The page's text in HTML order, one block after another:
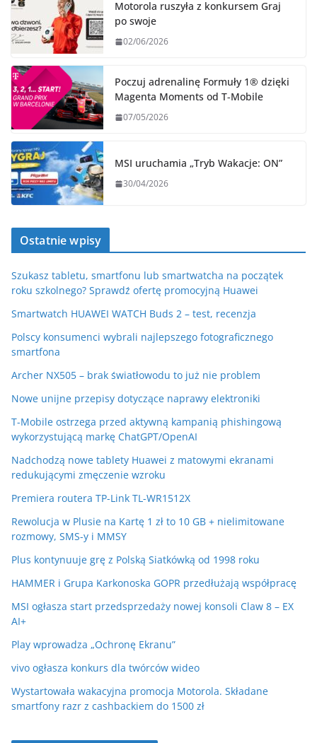
Motorola ruszyła z konkursem Graj
po swoje
02/06/2026
Poczuj adrenalinę Formuły 1® dzięki
Magenta Moments od T‑Mobile
07/05/2026
MSI uruchamia „Tryb Wakacje: ON”
30/04/2026
Ostatnie wpisy
Szukasz tabletu, smartfonu lub smartwatcha na początek
roku szkolnego? Sprawdź ofertę promocyjną Huawei
Smartwatch HUAWEI WATCH Buds 2 – test, recenzja
Polscy konsumenci wybrali najlepszego fotograficznego
smartfona
Archer NX505 – brak światłowodu to już nie problem
Nowe unijne przepisy dotyczące naprawy elektroniki
T-Mobile ostrzega przed aktywną kampanią phishingową
wykorzystującą markę ChatGPT/OpenAI
Nadchodzą nowe tablety Huawei z matowymi ekranami
redukującymi zmęczenie wzroku
Premiera routera TP-Link TL-WR1512X
Rewolucja w Plusie na Kartę 1 zł to 10 GB + nielimitowane
rozmowy, SMS-y i MMSY
Plus kontynuuje grę z Polską Siatkówką od 1998 roku
HAMMER i Grupa Karkonoska GOPR przedłużają współpracę
MSI ogłasza start przedsprzedaży nowej konsoli Claw 8 – EX
AI+
Play wprowadza „Ochronę Ekranu”
vivo ogłasza konkurs dla twórców wideo
Wystartowała wakacyjna promocja Motorola. Składane
smartfony razr z cashbackiem do 1500 zł